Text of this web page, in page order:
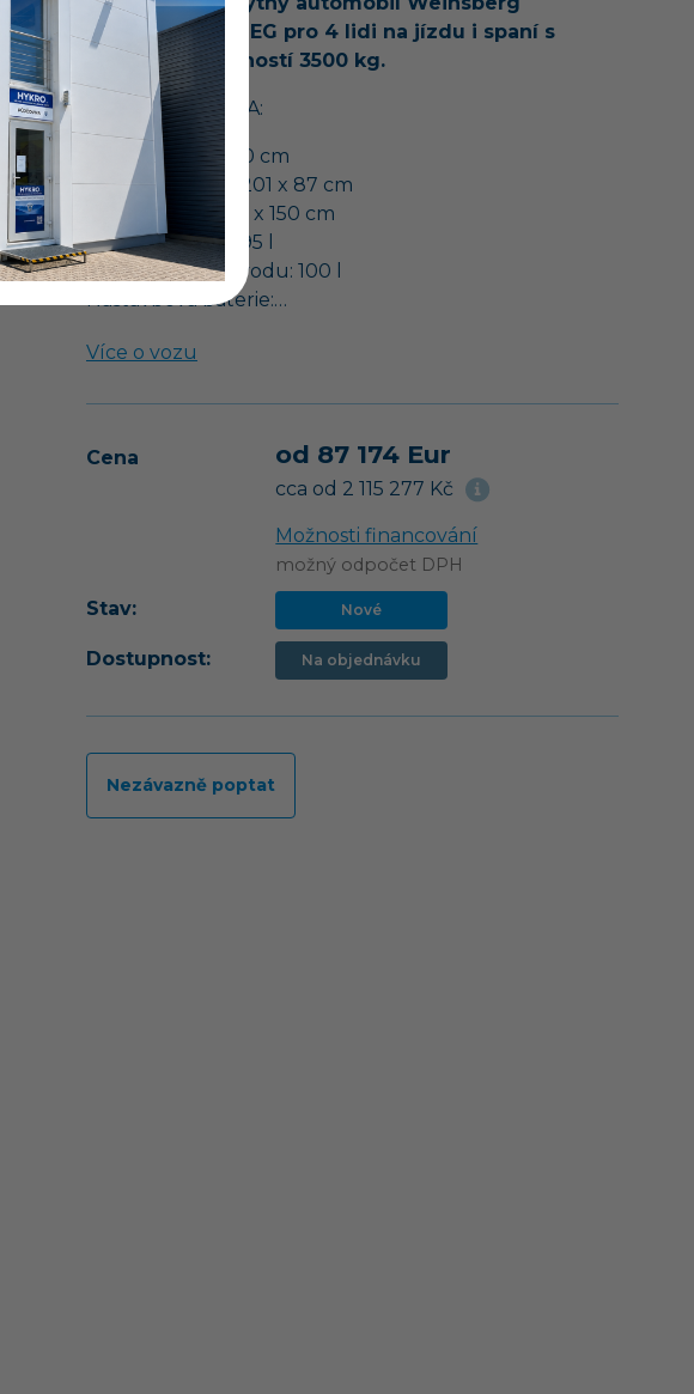
CaraCore 700 MEG pro 4 lidi na jízdu i spaní s
celkovou hmotností 3500 kg.
TECHNICKÁ DATA:
Vnitřní výška: 200 cm
Zadní lůžko:
2 x 201 x 87 cm
Přední lůžko:193 x 150 cm
Odpadní nádrž: 95 l
Nádrž na čistou vodu: 100 l
Nástavbová baterie:…
Více o vozu
Cena od 87 174 Eur
cca od 2 115 277 Kč
Možnosti financování
možný odpočet DPH
Stav: Nové
Dostupnost: Na objednávku
Nezávazně poptat